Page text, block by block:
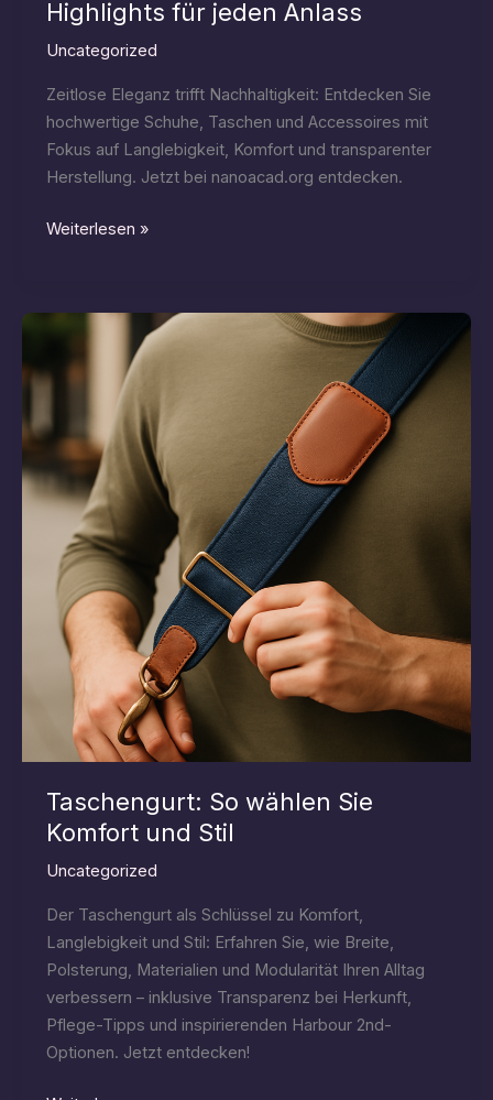
Highlights für jeden Anlass
Uncategorized
Zeitlose Eleganz trifft Nachhaltigkeit: Entdecken Sie
hochwertige Schuhe, Taschen und Accessoires mit
Fokus auf Langlebigkeit, Komfort und transparenter
Herstellung. Jetzt bei nanoacad.org entdecken.
Elegante
Stil-
Anlass
Weiterlesen »
Taschengurt: So wählen Sie
Komfort und Stil
Uncategorized
Der Taschengurt als Schlüssel zu Komfort,
Langlebigkeit und Stil: Erfahren Sie, wie Breite,
Polsterung, Materialien und Modularität Ihren Alltag
verbessern – inklusive Transparenz bei Herkunft,
Pflege-Tipps und inspirierenden Harbour 2nd-
Optionen. Jetzt entdecken!